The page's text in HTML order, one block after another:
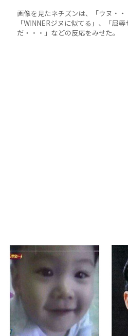
画像を見たネチズンは、「ウヌ・・
「WINNERジヌに似てる」、「屈
だ・・・」などの反応をみせた。